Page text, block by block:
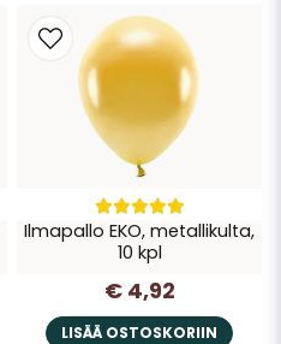
Ilmapallo EKO, metallikulta,
10 kpl
€ 4,92
LISÄÄ OSTOSKORIIN